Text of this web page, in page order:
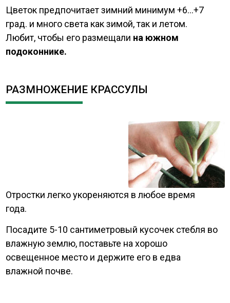
Цветок предпочитает зимний минимум +6...+7
град. и много света как зимой, так и летом.
Любит, чтобы его размещали на южном
подоконнике.
РАЗМНОЖЕНИЕ КРАССУЛЫ
Отростки легко укореняются в любое время
года.
Посадите 5-10 сантиметровый кусочек стебля во
влажную землю, поставьте на хорошо
освещенное место и держите его в едва
влажной почве.